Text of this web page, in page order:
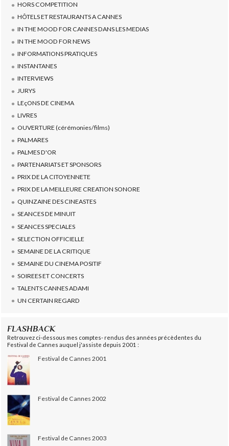
HORS COMPETITION
HÔTELS ET RESTAURANTS A CANNES
IN THE MOOD FOR CANNES DANS LES MEDIAS
IN THE MOOD FOR NEWS
INFORMATIONS PRATIQUES
INSTANTANES
INTERVIEWS
JURYS
LEçONS DE CINEMA
LIVRES
OUVERTURE (cérémonies/films)
PALMARES
PALMES D'OR
PARTENARIATS ET SPONSORS
PRIX DE LA CITOYENNETE
PRIX DE LA MEILLEURE CREATION SONORE
QUINZAINE DES CINEASTES
SEANCES DE MINUIT
SEANCES SPECIALES
SELECTION OFFICIELLE
SEMAINE DE LA CRITIQUE
SEMAINE DU CINEMA POSITIF
SOIREES ET CONCERTS
TALENTS CANNES ADAMI
UN CERTAIN REGARD
FLASHBACK
Retrouvez ci-dessous mes comptes- rendus des années précèdentes du
Festival de Cannes auquel j'assiste depuis 2001 :
Festival de Cannes 2001
Festival de Cannes 2002
Festival de Cannes 2003